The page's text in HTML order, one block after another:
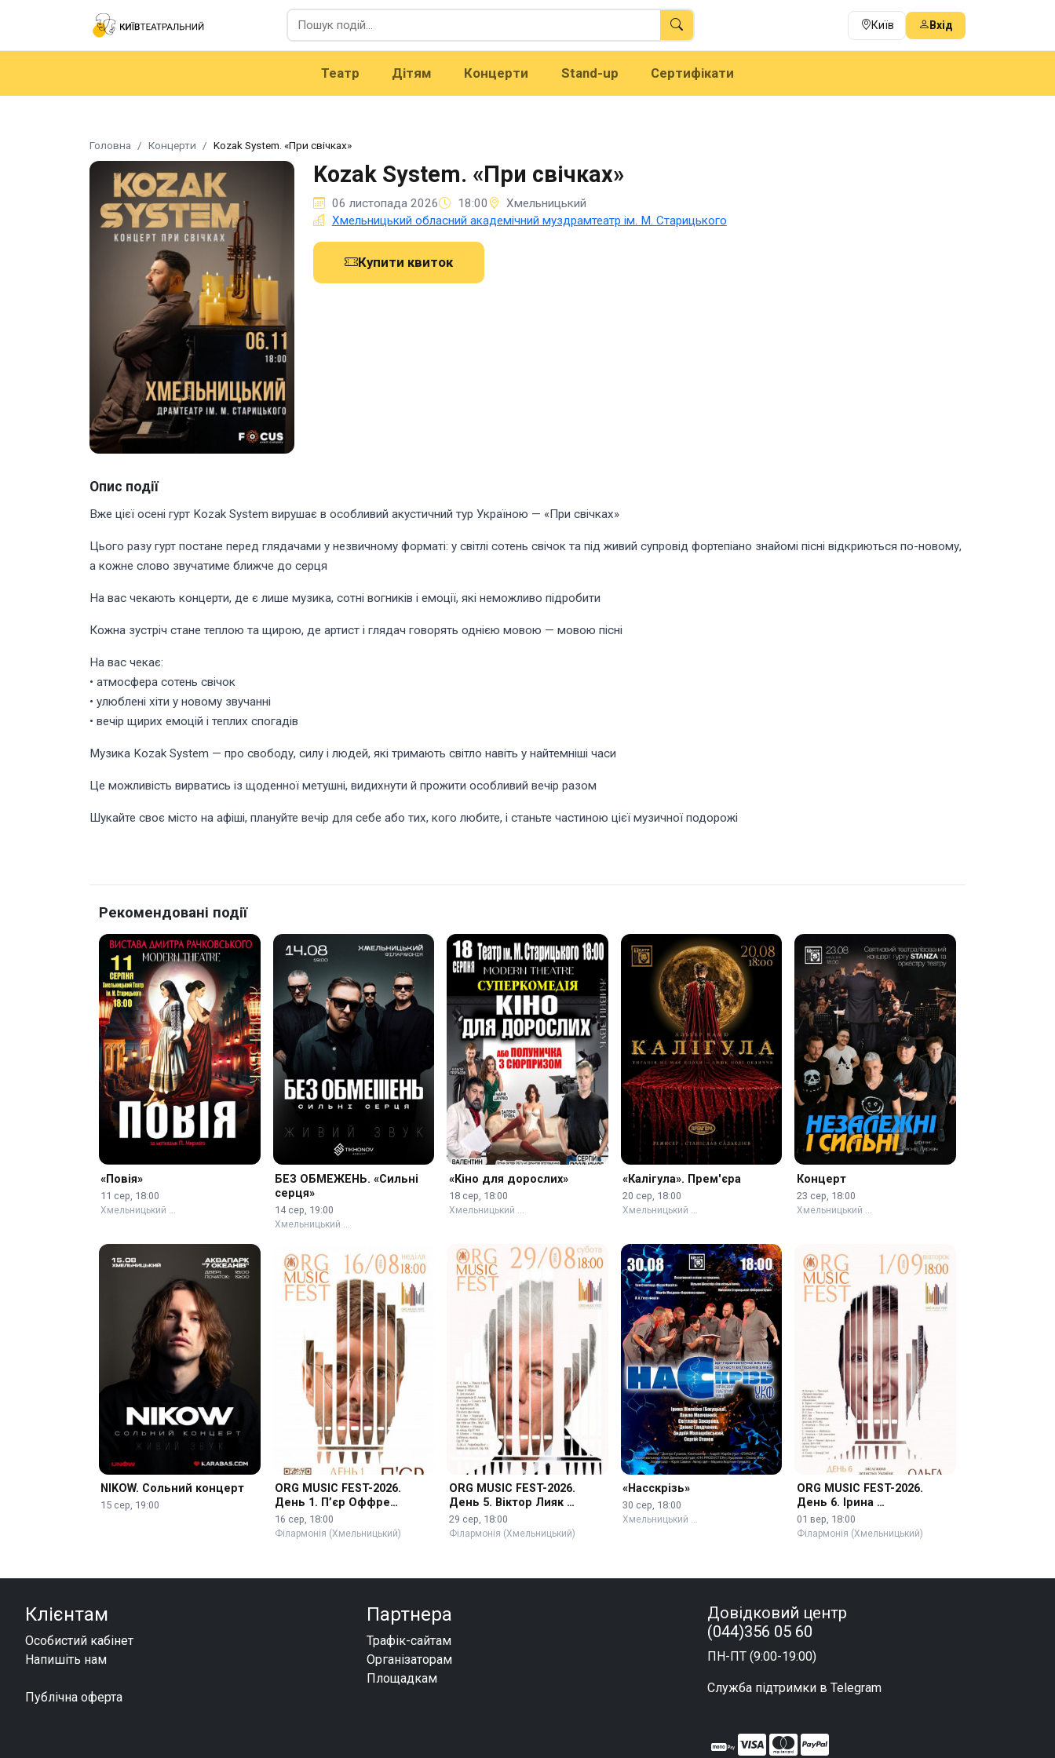
Київ Вхід
Театр Дітям Концерти Stand-up Сертифікати
Головна Концерти Kozak System. «При свічках»
Kozak System. «При свічках»
06 листопада 2026 18:00
Хмельницький
Хмельницький обласний академічний муздрамтеатр ім. М. Старицького
Купити квиток
Опис події
Вже цієї осені гурт Kozak System вирушає в особливий акустичний тур Україною — «При свічках»
Цього разу гурт постане перед глядачами у незвичному форматі: у світлі сотень свічок та під живий супровід фортепіано знайомі пісні відкриються по-новому,
а кожне слово звучатиме ближче до серця
На вас чекають концерти, де є лише музика, сотні вогників і емоції, які неможливо підробити
Кожна зустріч стане теплою та щирою, де артист і глядач говорять однією мовою — мовою пісні
На вас чекає:
• атмосфера сотень свічок
• улюблені хіти у новому звучанні
• вечір щирих емоцій і теплих спогадів
Музика Kozak System — про свободу, силу і людей, які тримають світло навіть у найтемніші часи
Це можливість вирватись із щоденної метушні, видихнути й прожити особливий вечір разом
Шукайте своє місто на афіші, плануйте вечір для себе або тих, кого любите, і станьте частиною цієї музичної подорожі
Рекомендовані події
«Повія»
11 сер, 18:00
Хмельницький …
БЕЗ ОБМЕЖЕНЬ. «Сильні
серця»
14 сер, 19:00
Хмельницький …
«Кіно для дорослих»
18 сер, 18:00
Хмельницький …
«Калігула». Прем'єра
20 сер, 18:00
Хмельницький …
Концерт
23 сер, 18:00
Хмельницький …
NIKOW. Сольний концерт
15 сер, 19:00
ORG MUSIC FEST-2026.
День 1. П’єр Оффре
(Франція)
16 сер, 18:00
Філармонія (Хмельницький)
ORG MUSIC FEST-2026.
День 5. Віктор Лияк …
29 сер, 18:00
Філармонія (Хмельницький)
«Насскрізь»
30 сер, 18:00
Хмельницький …
ORG MUSIC FEST-2026.
День 6. Ірина …
01 вер, 18:00
Філармонія (Хмельницький)
Клієнтам
Особистий кабінет
Напишіть нам
Публічна оферта
Партнера
Трафік-сайтам
Організаторам
Площадкам
Довідковий центр
(044)356 05 60
ПН-ПТ (9:00-19:00)
Служба підтримки в Telegram